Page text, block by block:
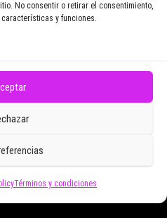
No consentir o retirar el consentimiento,
y funciones.
Términos y condiciones
de Zoomdestinos.es
|Tema:Envo Magazine